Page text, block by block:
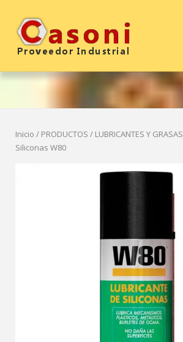
contenido
Inicio
Inicio / PRODUCTOS / LUBRICANTES Y GRASAS
Siliconas W80